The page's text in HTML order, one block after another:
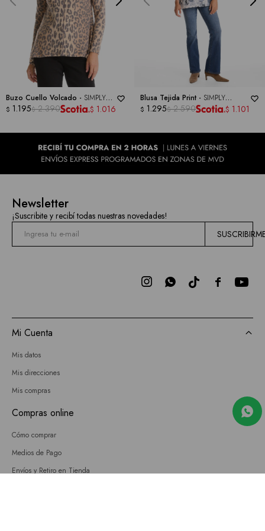
Buzo Cuello Volcado - SIMPLY
IRRESISTIBLE
$ 1.195$ 2.390 $ 1.016
Blusa Tejida Print - SIMPLY
IRRESISTIBLE
$ 1.295$ 2.590 $ 1.101
Newsletter
¡Suscribite y recibí todas nuestras novedades!

 
Mi Cuenta
Mis datos
Mis direcciones
Mis compras
Compras online
Cómo comprar
Medios de Pago
Envíos y Retiro en Tienda
marcas